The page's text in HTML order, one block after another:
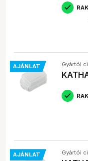
AJÁNLAT Gyártói
AJÁNLAT Gyártói